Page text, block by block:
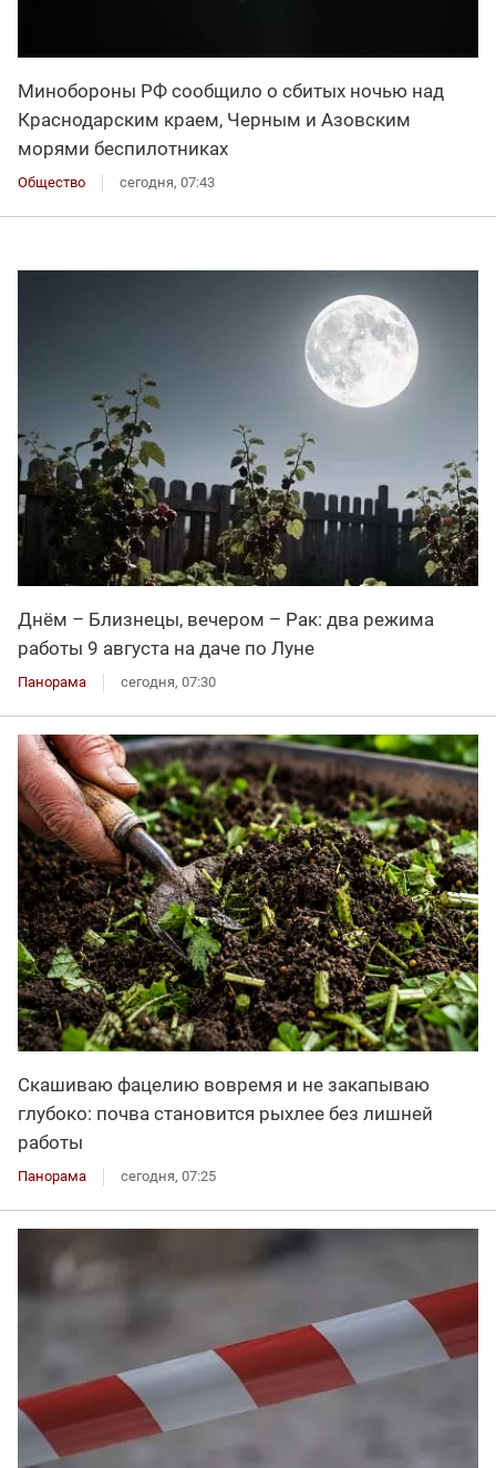
Минобороны РФ сообщило о сбитых ночью над
Краснодарским краем, Черным и Азовским
морями беспилотниках
Общество сегодня, 07:43
Днём – Близнецы, вечером – Рак: два режима
работы 9 августа на даче по Луне
Панорама сегодня, 07:30
Скашиваю фацелию вовремя и не закапываю
глубоко: почва становится рыхлее без лишней
работы
Панорама сегодня, 07:25